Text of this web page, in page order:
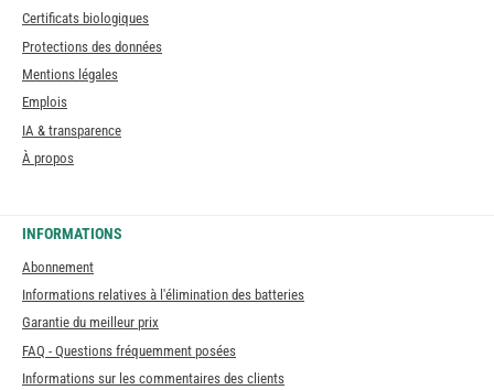
Certificats biologiques
Protections des données
Mentions légales
Emplois
IA & transparence
À propos
INFORMATIONS
Abonnement
Informations relatives à l'élimination des batteries
Garantie du meilleur prix
FAQ - Questions fréquemment posées
Informations sur les commentaires des clients